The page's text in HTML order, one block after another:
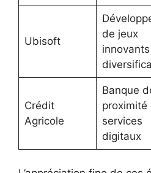
Ubisoft
de jeux
Crédit
Agricole
Banque
proximité
services
digitaux